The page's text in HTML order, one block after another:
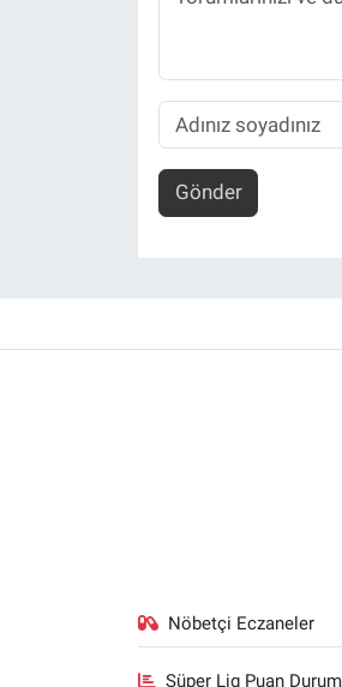
Gönder
Nöbetçi Eczaneler
Süper Lig Puan